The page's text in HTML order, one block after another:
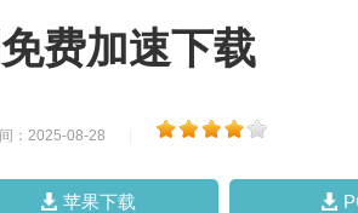
费加速下载
：2025-08-28
苹果下载